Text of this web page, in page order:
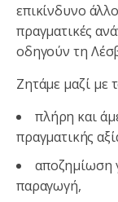
επικίνδυνο
πραγματικές
οδηγούν τη
Ζητάμε μαζί με
πλήρη και
πραγματικής
αποζημίωση
παραγωγή,